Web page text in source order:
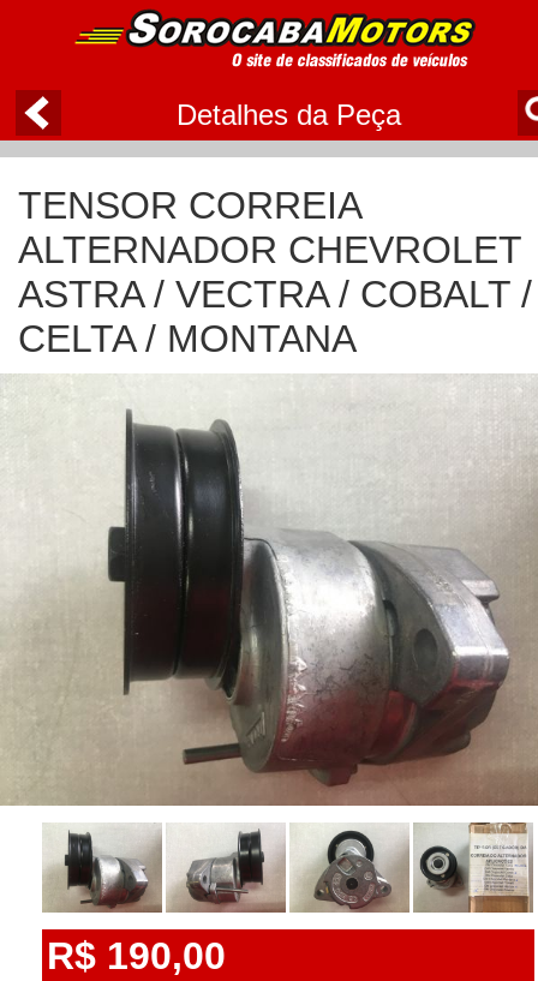
Detalhes da Peça
TENSOR CORREIA
ALTERNADOR CHEVROLET
ASTRA / VECTRA / COBALT /
CELTA / MONTANA
R$ 190,00